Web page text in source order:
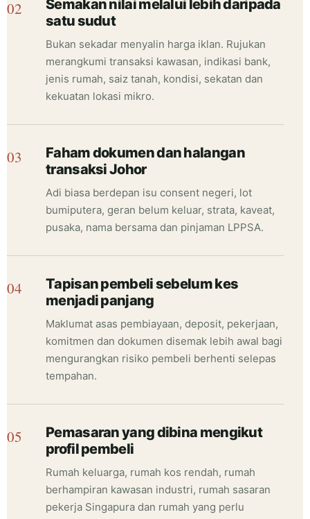
Semakan nilai melalui lebih daripada
satu sudut
Bukan sekadar menyalin harga iklan. Rujukan
merangkumi transaksi kawasan, indikasi bank,
jenis rumah, saiz tanah, kondisi, sekatan dan
kekuatan lokasi mikro.
Faham dokumen dan halangan
transaksi Johor
Adi biasa berdepan isu consent negeri, lot
bumiputera, geran belum keluar, strata, kaveat,
pusaka, nama bersama dan pinjaman LPPSA.
Tapisan pembeli sebelum kes
menjadi panjang
Maklumat asas pembiayaan, deposit, pekerjaan,
komitmen dan dokumen disemak lebih awal bagi
mengurangkan risiko pembeli berhenti selepas
tempahan.
Pemasaran yang dibina mengikut
profil pembeli
Rumah keluarga, rumah kos rendah, rumah
berhampiran kawasan industri, rumah sasaran
pekerja Singapura dan rumah yang perlu